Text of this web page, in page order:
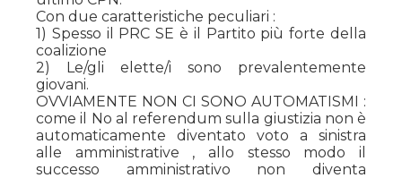
Con due caratteristiche peculiari :
1) Spesso il PRC SE è il Partito più forte della
coalizione
2) Le/gli elette/i sono prevalentemente
giovani.
OVVIAMENTE NON CI SONO AUTOMATISMI :
come il No al referendum sulla giustizia non è
automaticamente diventato voto a sinistra
alle amministrative , allo stesso modo il
successo amministrativo non diventa